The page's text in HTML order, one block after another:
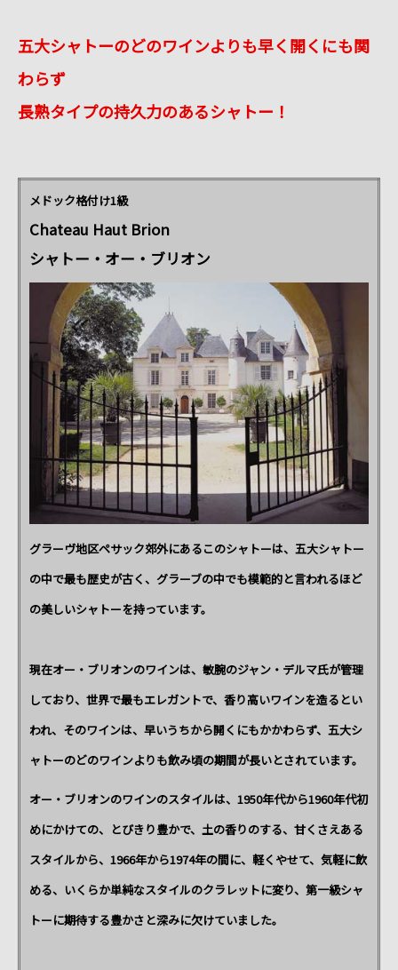
五大シャトーのどのワインよりも早く開くにも関
わらず
長熟タイプの持久力のあるシャトー！
メドック格付け1級
Chateau Haut Brion
シャトー・オー・ブリオン
グラーヴ地区ペサック郊外にあるこのシャトーは、五大シャトー
の中で最も歴史が古く、グラーブの中でも模範的と言われるほど
の美しいシャトーを持っています。
現在オー・ブリオンのワインは、敏腕のジャン・デルマ氏が管理
しており、世界で最もエレガントで、香り高いワインを造るとい
われ、そのワインは、早いうちから開くにもかかわらず、五大シ
ャトーのどのワインよりも飲み頃の期間が長いとされています。
オー・ブリオンのワインのスタイルは、1950年代から1960年代初
めにかけての、とびきり豊かで、土の香りのする、甘くさえある
スタイルから、1966年から1974年の間に、軽くやせて、気軽に飲
める、いくらか単純なスタイルのクラレットに変り、第一級シャ
トーに期待する豊かさと深みに欠けていました。